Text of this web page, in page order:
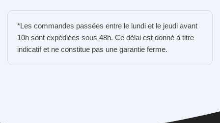
*Les commandes passées entre le lundi et le jeudi avant
10h sont expédiées sous 48h. Ce délai est donné à titre
indicatif et ne constitue pas une garantie ferme.